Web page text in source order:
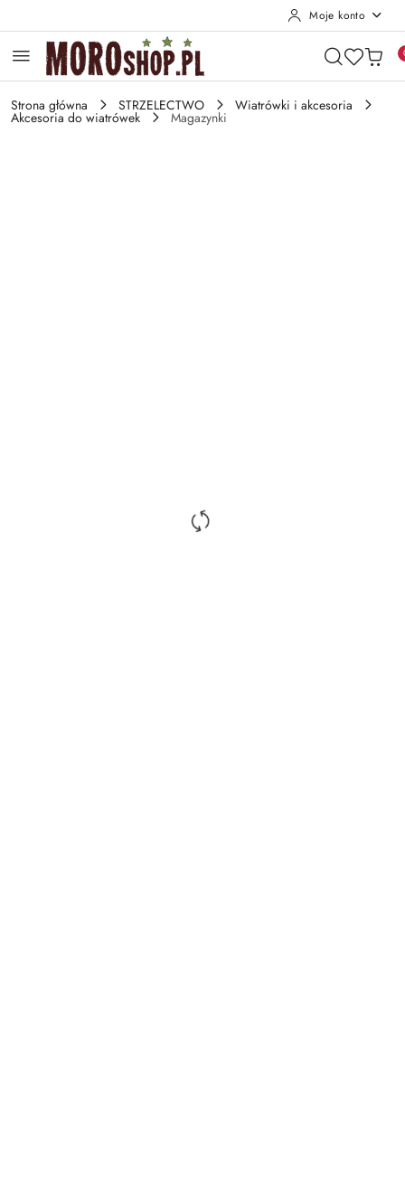
Moje konto
Strona główna STRZELECTWO Wiatrówki i akcesoria
Akcesoria do wiatrówek Magazynki